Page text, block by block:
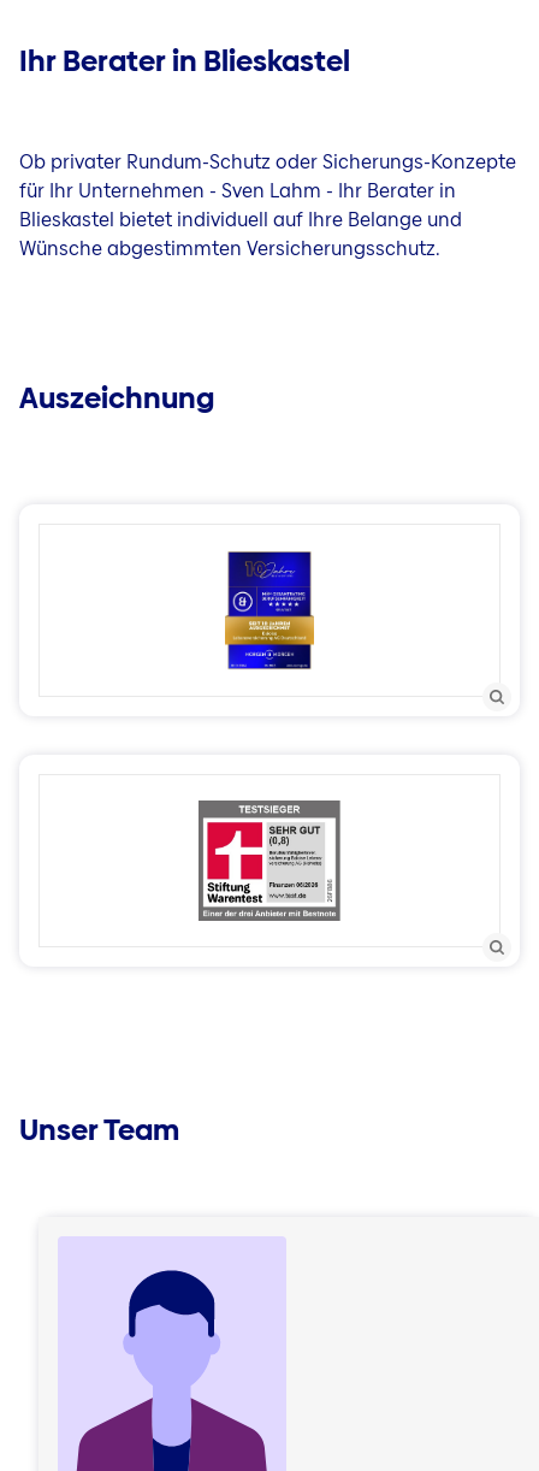
Ihr Berater in Blieskastel
Ob privater Rundum-Schutz oder Sicherungs-Konzepte
für Ihr Unternehmen - Sven Lahm - Ihr Berater in
Blieskastel bietet individuell auf Ihre Belange und
Wünsche abgestimmten Versicherungsschutz.
Auszeichnung
Unser Team